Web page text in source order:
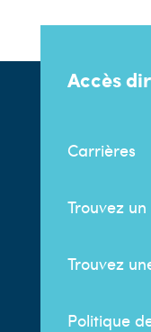
Accès
Carrières
Trouvez
Trouvez
Politique